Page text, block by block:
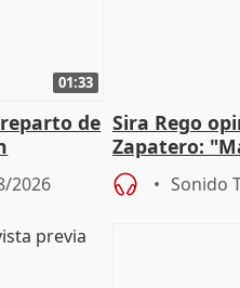
01:33
de
2026
Sira Rego
Zapatero:
proceso
Sonido